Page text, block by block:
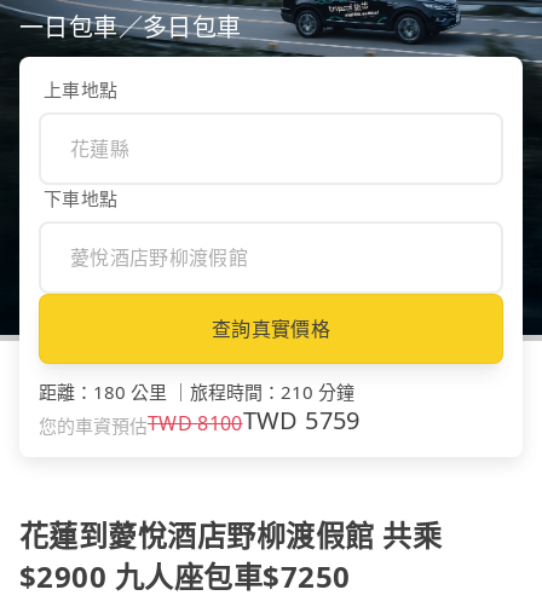
一日包車／多日包車
上車地點
下車地點
查詢真實價格
距離 ： 180 公里 旅程時間 ： 210 分鐘
您的車資預估TWD8100TWD 5759
花蓮到薆悅酒店野柳渡假館 共乘
$2900 九人座包車$7250